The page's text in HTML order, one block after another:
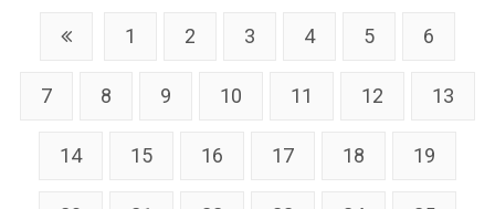
1 2 3 4 5 6
7 8 9 10 11 12 13
14 15 16 17 18 19